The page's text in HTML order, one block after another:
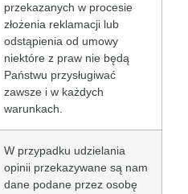
przekazanych w procesie
złożenia reklamacji lub
odstąpienia od umowy
niektóre z praw nie będą
Państwu przysługiwać
zawsze i w każdych
warunkach.
W przypadku udzielania
opinii przekazywane są nam
dane podane przez osobę